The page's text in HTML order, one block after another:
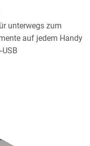
unterwegs zum
auf jedem Handy